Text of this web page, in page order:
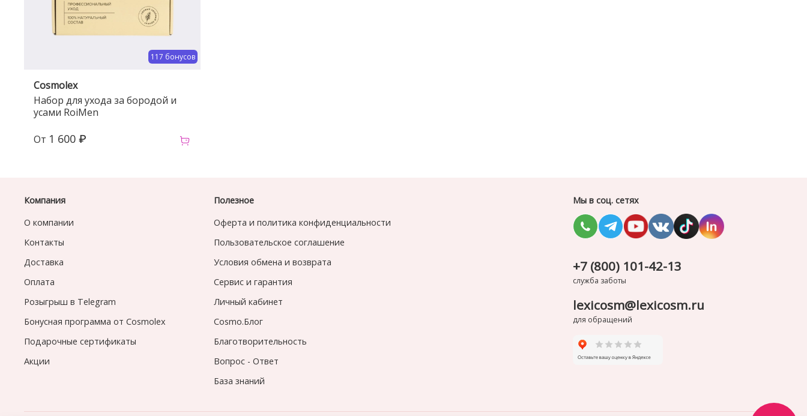
117 бонусов
Cosmolex
Набор для ухода за бородой и
усами RoiMen
От 1 600 ₽
Компания
О компании
Контакты
Доставка
Оплата
Розыгрыш в Telegram
Бонусная программа от Cosmolex
Подарочные сертификаты
Акции
Полезное
Оферта и политика конфиденциальности
Пользовательское соглашение
Условия обмена и возврата
Сервис и гарантия
Личный кабинет
Cosmo.Блог
Благотворительность
Вопрос - Ответ
База знаний
Мы в соц. сетях
+7 (800) 101-42-13
служба заботы
lexicosm@lexicosm.ru
для обращений